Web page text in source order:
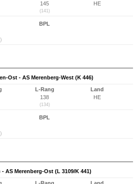
145
(141)
HE
BPL
Ost - AS Merenberg-West (K 446)
L-Rang
138
(134)
Land
HE
BPL
AS Merenberg-Ost (L 3109/K 441)